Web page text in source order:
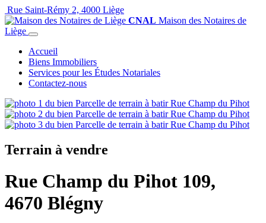
Rue Saint-Rémy 2, 4000 Liège
CNAL Maison des Notaires de
Liège
Accueil
Biens Immobiliers
Services pour les Études Notariales
Contactez-nous
Terrain à vendre
Rue Champ du Pihot 109,
4670 Blégny